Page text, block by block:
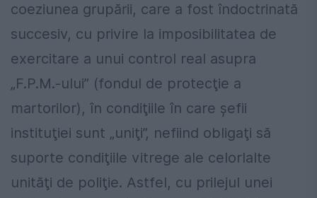
coeziunea grupării, care a fost îndoctrinată
succesiv, cu privire la imposibilitatea de
exercitare a unui control real asupra
„F.P.M.-ului” (fondul de protecţie a
martorilor), în condiţiile în care şefii
instituţiei sunt „uniţi”, nefiind obligaţi să
suporte condiţiile vitrege ale celorlalte
unităţi de poliţie. Astfel, cu prilejul unei